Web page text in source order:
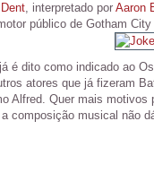
, interpretado por Aaron
público de Gotham
é dito como indicado ao
atores que já fizeram
Alfred. Quer mais
composição musical não